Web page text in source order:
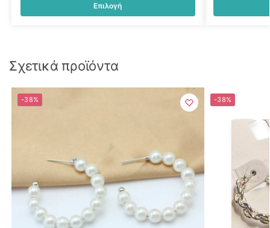
Επιλογή
Σχετικά προϊόντα
-38% -38%